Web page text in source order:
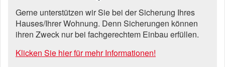
Gerne unterstützen wir Sie bei der Sicherung Ihres
Hauses/Ihrer Wohnung. Denn Sicherungen können
ihren Zweck nur bei fachgerechtem Einbau erfüllen.
Klicken Sie hier für mehr Informationen!